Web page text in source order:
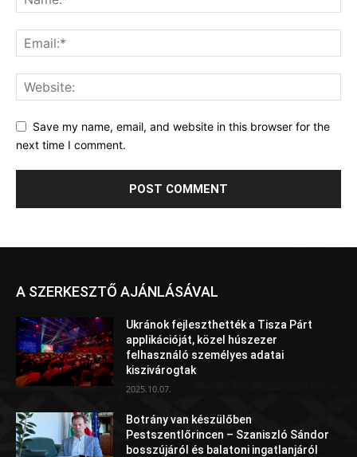
Save my name, email, and website in this browser for the
next time I comment.
A SZERKESZTŐ AJÁNLÁSÁVAL
Ukránok fejleszthették a Tisza Párt
applikációját, közel húszezer
felhasználó személyes adatai
kiszivárogtak
2025.10.07.
Botrány van készülőben
Pestszentlőrincen – Szaniszló Sándor
bosszújáról és balatoni ingatlanjáról